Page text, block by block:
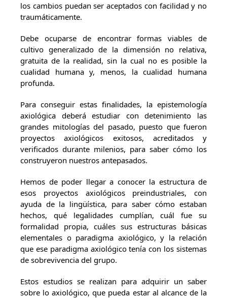
los cambios puedan ser aceptados con facilidad y no
traumáticamente.
Debe ocuparse de encontrar formas viables de
cultivo generalizado de la dimensión no relativa,
gratuita de la realidad, sin la cual no es posible la
cualidad humana y, menos, la cualidad humana
profunda.
Para conseguir estas finalidades, la epistemología
axiológica deberá estudiar con detenimiento las
grandes mitologías del pasado, puesto que fueron
proyectos axiológicos exitosos, acreditados y
verificados durante milenios, para saber cómo los
construyeron nuestros antepasados.
Hemos de poder llegar a conocer la estructura de
esos proyectos axiológicos preindustriales, con
ayuda de la lingüística, para saber cómo estaban
hechos, qué legalidades cumplían, cuál fue su
formalidad propia, cuáles sus estructuras básicas
elementales o paradigma axiológico, y la relación
que ese paradigma axiológico tenía con los sistemas
de sobrevivencia del grupo.
Estos estudios se realizan para adquirir un saber
sobre lo axiológico, que pueda estar al alcance de la